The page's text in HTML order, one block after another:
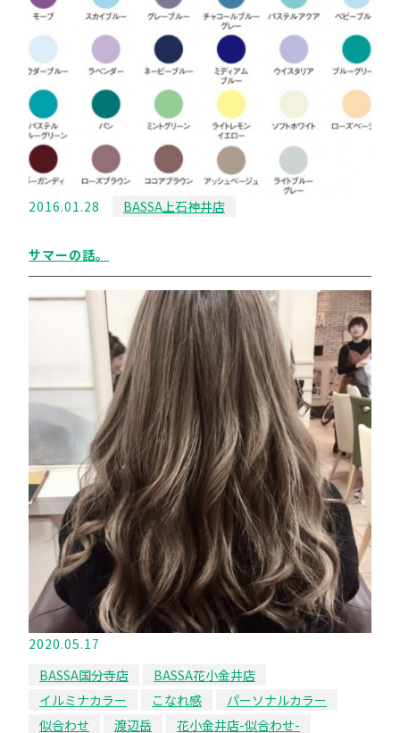
2016.01.28 BASSA上石神井店
サマーの話。
2020.05.17
BASSA国分寺店
BASSA花小金井店
イルミナカラー
こなれ感
パーソナルカラー
似合わせ
渡辺岳 花小金井店-似合わせ-